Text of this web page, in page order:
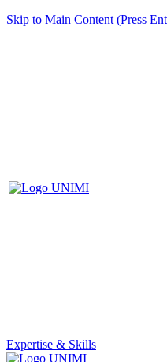
Skip to Main Content (Press
Expertise & Skills